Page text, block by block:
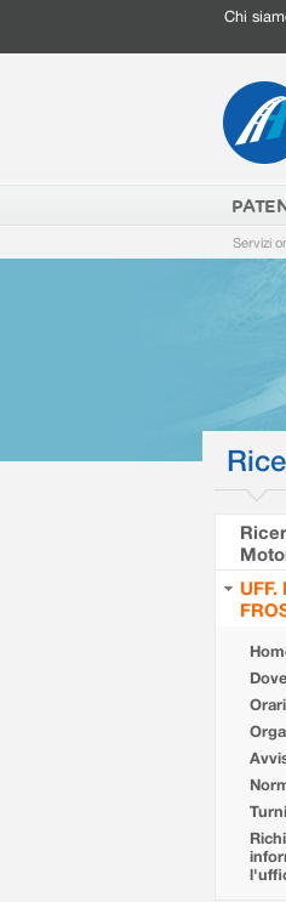
Chi
Servizi
UFF.